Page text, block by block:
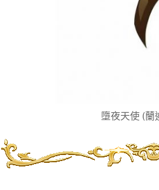
天使 (蘭迪烏斯適用職